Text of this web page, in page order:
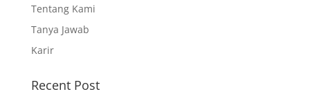
Tentang Kami
Tanya Jawab
Karir
Recent Post